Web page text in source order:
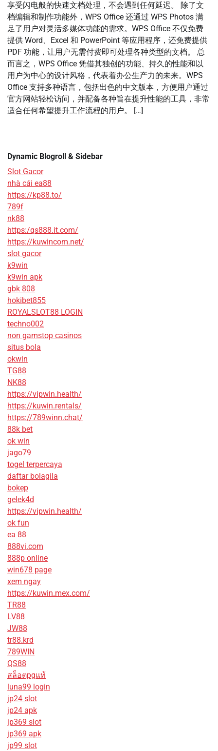
享受闪电般的快速文档处理，不会遇到任何延迟。 除了文
档编辑和制作功能外，WPS Office 还通过 WPS Photos 满
足了用户对灵活多媒体功能的需求。WPS Office 不仅免费
提供 Word、Excel 和 PowerPoint 等应用程序，还免费提供
PDF 功能，让用户无需付费即可处理各种类型的文档。 总
而言之，WPS Office 凭借其独创的功能、持久的性能和以
用户为中心的设计风格，代表着办公生产力的未来。WPS
Office 支持多种语言，包括出色的中文版本，方便用户通过
官方网站轻松访问，并配备各种旨在提升性能的工具，非常
适合任何希望提升工作流程的用户。 […]
Dynamic Blogroll & Sidebar
Slot Gacor
nhà cái ea88
https://kp88.to/
789f
nk88
https:/qs888.it.com/
https://kuwincom.net/
slot gacor
k9win
k9win apk
gbk 808
hokibet855
ROYALSLOT88 LOGIN
techno002
non gamstop casinos
situs bola
okwin
TG88
NK88
https://vipwin.health/
https://kuwin.rentals/
https://789winn.chat/
88k bet
ok win
jago79
togel terpercaya
daftar bolagila
bokep
gelek4d
https://vipwin.health/
ok fun
ea 88
888vi.com
888p online
win678 page
xem ngay
https://kuwin.mex.com/
TR88
LV88
JW88
tr88.krd
789WIN
QS88
สล็อตpgแท้
luna99 login
jp24 slot
jp24 apk
jp369 slot
jp369 apk
jp99 slot